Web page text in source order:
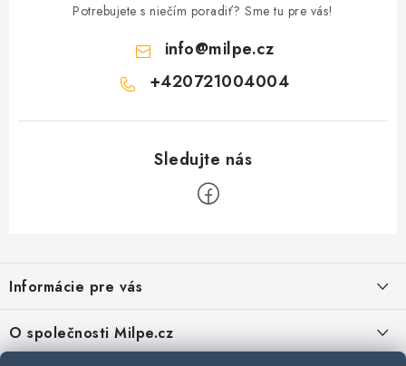
Potrebujete s niečím poradiť? Sme tu pre vás!
info@milpe.cz
+420721004004
p
ä
t
Informácie pre vás
Reklamace a vrácení zboží
Zásady používania súborov cookie
O společnosti Milpe.cz